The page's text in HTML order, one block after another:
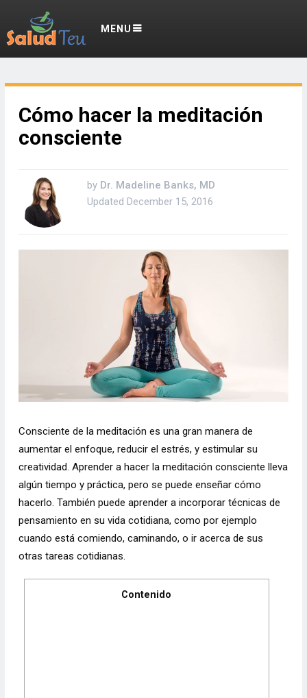
MENU
Cómo hacer la meditación
consciente
by Dr. Madeline Banks, MD
Updated December 15, 2016
Consciente de la meditación es una gran manera de
aumentar el enfoque, reducir el estrés, y estimular su
creatividad. Aprender a hacer la meditación consciente lleva
algún tiempo y práctica, pero se puede enseñar cómo
hacerlo. También puede aprender a incorporar técnicas de
pensamiento en su vida cotidiana, como por ejemplo
cuando está comiendo, caminando, o ir acerca de sus
otras tareas cotidianas.
Contenido